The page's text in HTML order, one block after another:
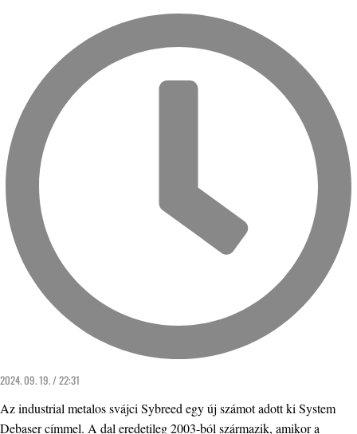
2024. 09. 19. / 22:31
Az industrial metalos svájci Sybreed egy új számot adott ki System
Debaser címmel. A dal eredetileg 2003-ból származik, amikor a